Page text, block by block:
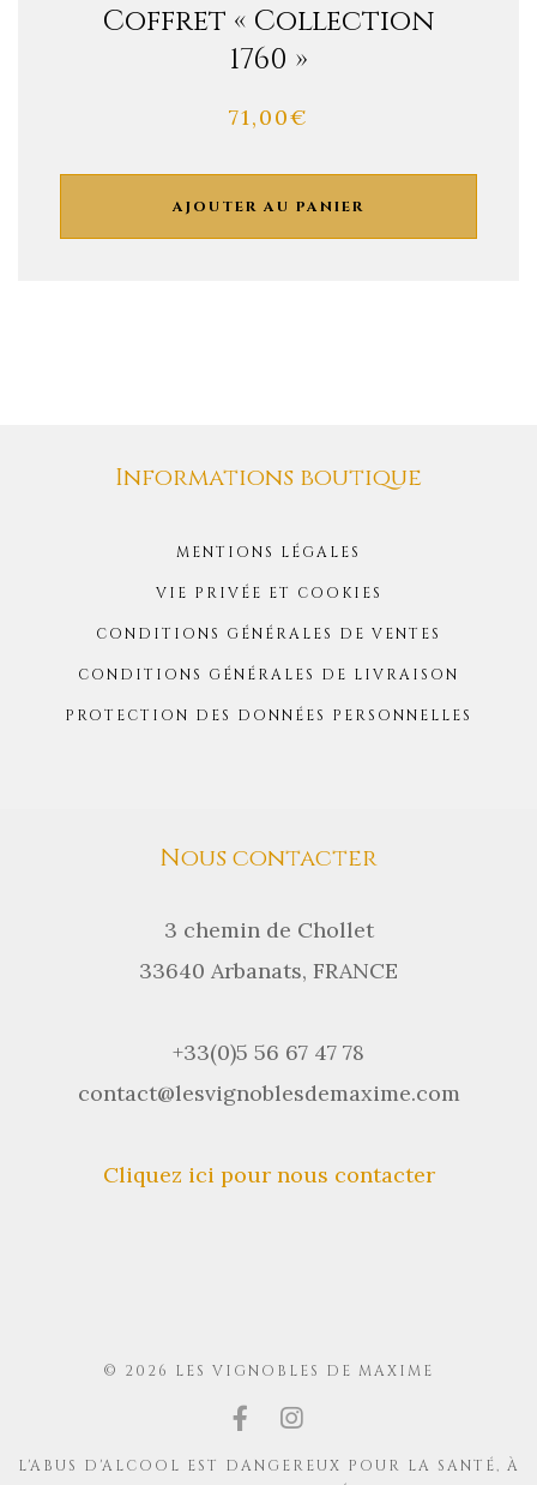
Coffret « Collection
1760 »
71,00€
AJOUTER AU PANIER
Informations boutique
MENTIONS LÉGALES
VIE PRIVÉE ET COOKIES
CONDITIONS GÉNÉRALES DE VENTES
CONDITIONS GÉNÉRALES DE LIVRAISON
PROTECTION DES DONNÉES PERSONNELLES
Nous contacter
3 chemin de Chollet
33640 Arbanats, FRANCE
+33(0)5 56 67 47 78
contact@lesvignoblesdemaxime.com
Cliquez ici pour nous contacter
© 2026 LES VIGNOBLES DE MAXIME
L'ABUS D'ALCOOL EST DANGEREUX POUR LA SANTÉ, À